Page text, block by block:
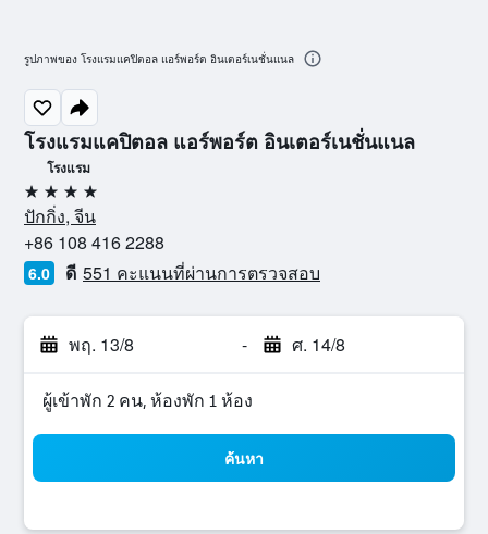
โรงแรมแคปิตอล แอร์พอร์ต อินเตอร์เนชั่นแนล
โรงแรม
4 ดาว
ปักกิ่ง, จีน
+86 108 416 2288
6.0 ดี 551 คะแนนที่ผ่านการตรวจสอบ
พฤ. 13/8 - ศ. 14/8
ผู้เข้าพัก 2 คน, ห้องพัก 1 ห้อง
ค้นหา
รูปภาพของ โรงแรมแคปิตอล แอร์พอร์ต อินเตอร์เนชั่นแนล